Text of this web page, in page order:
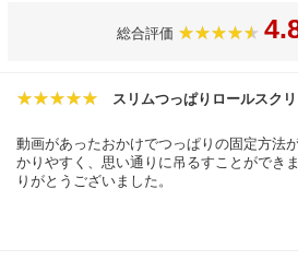
総合評価
スリムつっぱりロールスク
動画があったおかけでつっぱりの固定方法
かりやすく、思い通りに吊るすことができ
りがとうございました。